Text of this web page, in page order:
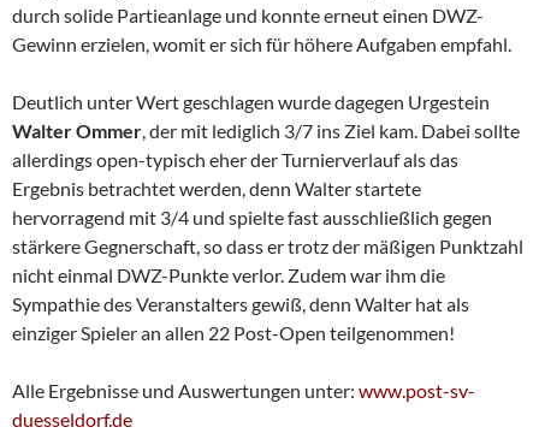
durch solide Partieanlage und konnte erneut einen DWZ-
Gewinn erzielen, womit er sich für höhere Aufgaben empfahl.
Deutlich unter Wert geschlagen wurde dagegen Urgestein
Walter Ommer, der mit lediglich 3/7 ins Ziel kam. Dabei sollte
allerdings open-typisch eher der Turnierverlauf als das
Ergebnis betrachtet werden, denn Walter startete
hervorragend mit 3/4 und spielte fast ausschließlich gegen
stärkere Gegnerschaft, so dass er trotz der mäßigen Punktzahl
nicht einmal DWZ-Punkte verlor. Zudem war ihm die
Sympathie des Veranstalters gewiß, denn Walter hat als
einziger Spieler an allen 22 Post-Open teilgenommen!
Alle Ergebnisse und Auswertungen unter: www.post-sv-
duesseldorf.de